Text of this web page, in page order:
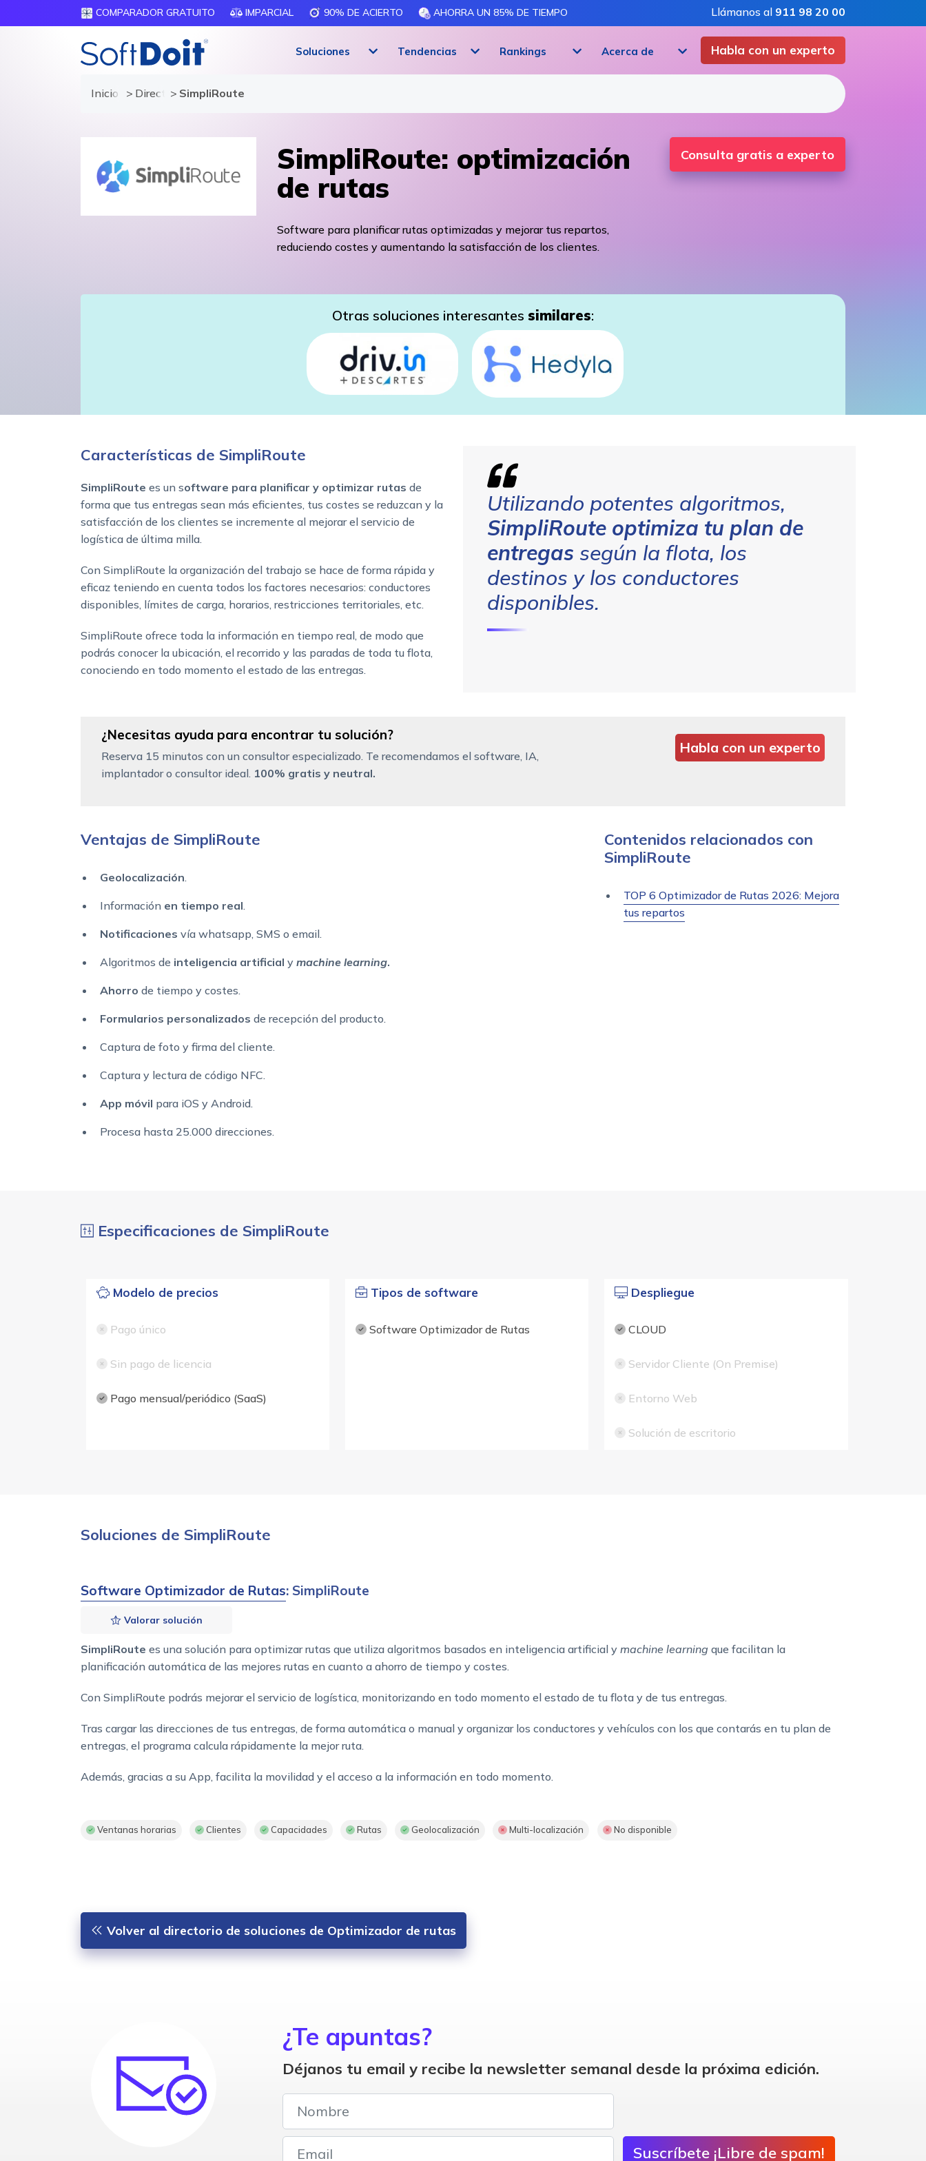
COMPARADOR GRATUITO IMPARCIAL 90% DE ACIERTO AHORRA UN 85% DE TIEMPO Llámanos al 911 98 20 00
Habla con un experto
Soluciones Tendencias Rankings Acerca de
Inicio Directorio de proveedores
SimpliRoute
SimpliRoute: optimización
de rutas
Software para planificar rutas optimizadas y mejorar tus repartos,
reduciendo costes y aumentando la satisfacción de los clientes.
Consulta gratis a experto
Otras soluciones interesantes similares:
Características de SimpliRoute
SimpliRoute es un software para planificar y optimizar rutas de
forma que tus entregas sean más eficientes, tus costes se reduzcan y la
satisfacción de los clientes se incremente al mejorar el servicio de
logística de última milla.
Con SimpliRoute la organización del trabajo se hace de forma rápida y
eficaz teniendo en cuenta todos los factores necesarios: conductores
disponibles, límites de carga, horarios, restricciones territoriales, etc.
SimpliRoute ofrece toda la información en tiempo real, de modo que
podrás conocer la ubicación, el recorrido y las paradas de toda tu flota,
conociendo en todo momento el estado de las entregas.
Utilizando potentes algoritmos,
SimpliRoute optimiza tu plan de
entregas según la flota, los
destinos y los conductores
disponibles.
¿Necesitas ayuda para encontrar tu solución?
Reserva 15 minutos con un consultor especializado. Te recomendamos el software, IA,
implantador o consultor ideal. 100% gratis y neutral.
Habla con un experto
Ventajas de SimpliRoute
Geolocalización.
Información en tiempo real.
Notificaciones vía whatsapp, SMS o email.
Algoritmos de inteligencia artificial y machine learning.
Ahorro de tiempo y costes.
Formularios personalizados de recepción del producto.
Captura de foto y firma del cliente.
Captura y lectura de código NFC.
App móvil para iOS y Android.
Procesa hasta 25.000 direcciones.
Contenidos relacionados con
SimpliRoute
TOP 6 Optimizador de Rutas 2026: Mejora
tus repartos
Especificaciones de SimpliRoute
Modelo de precios
Pago único
Sin pago de licencia
Pago mensual/periódico (SaaS)
Tipos de software
Software Optimizador de Rutas
Despliegue
CLOUD
Servidor Cliente (On Premise)
Entorno Web
Solución de escritorio
Soluciones de SimpliRoute
Software Optimizador de Rutas: SimpliRoute
Valorar solución
SimpliRoute es una solución para optimizar rutas que utiliza algoritmos basados en inteligencia artificial y machine learning que facilitan la
planificación automática de las mejores rutas en cuanto a ahorro de tiempo y costes.
Con SimpliRoute podrás mejorar el servicio de logística, monitorizando en todo momento el estado de tu flota y de tus entregas.
Tras cargar las direcciones de tus entregas, de forma automática o manual y organizar los conductores y vehículos con los que contarás en tu plan de
entregas, el programa calcula rápidamente la mejor ruta.
Además, gracias a su App, facilita la movilidad y el acceso a la información en todo momento.
Ventanas horarias Clientes Capacidades Rutas Geolocalización Multi-localización No disponible
Volver al directorio de soluciones de Optimizador de rutas
¿Te apuntas?
Déjanos tu email y recibe la newsletter semanal desde la próxima edición.
Suscríbete ¡Libre de spam!